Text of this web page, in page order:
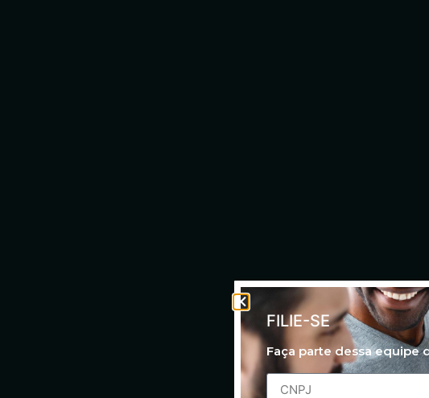
FILIE-SE
Faça parte dessa equipe